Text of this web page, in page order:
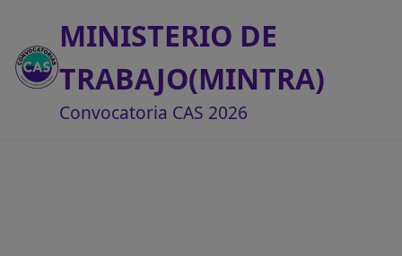
MINISTERIO DE
TRABAJO(MINTRA)
Convocatoria CAS 2026